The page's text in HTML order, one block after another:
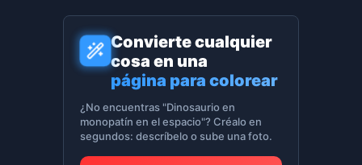
Convierte cualquier
cosa en una
página para colorear
¿No encuentras "Dinosaurio en
monopatín en el espacio"? Créalo en
segundos: descríbelo o sube una foto.